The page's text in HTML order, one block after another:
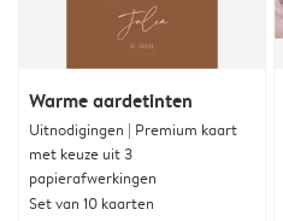
Warme aardetinten
Uitnodigingen | Premium kaart
met keuze uit 3
papierafwerkingen
Set van 10 kaarten